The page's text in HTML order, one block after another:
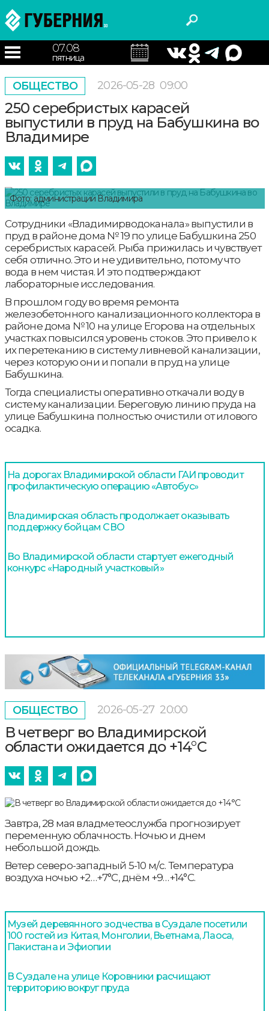
07.08
пятница
ОБЩЕСТВО 2026-05-28 09:00
250 серебристых карасей
выпустили в пруд на Бабушкина во
Владимире
Фото: администрации Владимира
Сотрудники «Владимирводоканала» выпустили в
пруд в районе дома № 19 по улице Бабушкина 250
серебристых карасей. Рыба прижилась и чувствует
себя отлично. Это и не удивительно, потому что
вода в нем чистая. И это подтверждают
лабораторные исследования.
В прошлом году во время ремонта
железобетонного канализационного коллектора в
районе дома № 10 на улице Егорова на отдельных
участках повысился уровень стоков. Это привело к
их перетеканию в систему ливневой канализации,
через которую они и попали в пруд на улице
Бабушкина.
Тогда специалисты оперативно откачали воду в
систему канализации. Береговую линию пруда на
улице Бабушкина полностью очистили от илового
осадка.
На дорогах Владимирской области ГАИ проводит
профилактическую операцию «Автобус»
Владимирская область продолжает оказывать
поддержку бойцам СВО
Во Владимирской области стартует ежегодный
конкурс «Народный участковый»
ОБЩЕСТВО 2026-05-27 20:00
В четверг во Владимирской
области ожидается до +14°С
Завтра, 28 мая владметеослужба прогнозирует
переменную облачность. Ночью и днем
небольшой дождь.
Ветер северо-западный 5-10 м/с. Температура
воздуха ночью +2…+7°С, днём +9…+14°С.
Музей деревянного зодчества в Суздале посетили
100 гостей из Китая, Монголии, Вьетнама, Лаоса,
Пакистана и Эфиопии
В Суздале на улице Коровники расчищают
территорию вокруг пруда